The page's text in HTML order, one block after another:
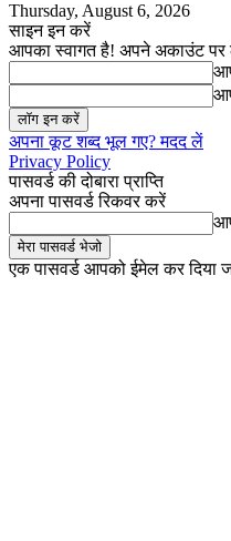
Thursday, August 6, 2026
साइन इन करें
आपका स्वागत है! अपने अकाउंट पर
अपना कूट शब्द भूल गए? मदद लें
Privacy Policy
पासवर्ड की दोबारा प्राप्ति
अपना पासवर्ड रिकवर करें
एक पासवर्ड आपको ईमेल कर दिया